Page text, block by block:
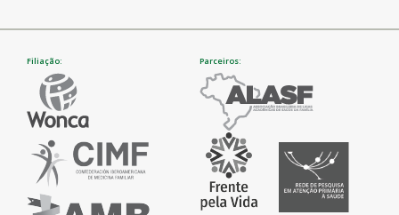
Filiação: Parceiros: